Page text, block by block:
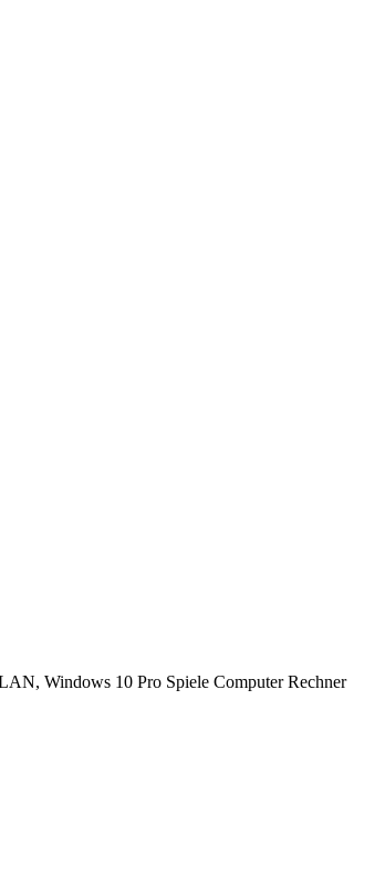
Windows 10 Pro Spiele Computer Rechner